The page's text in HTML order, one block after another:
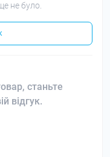
не було.
станьте
відгук.